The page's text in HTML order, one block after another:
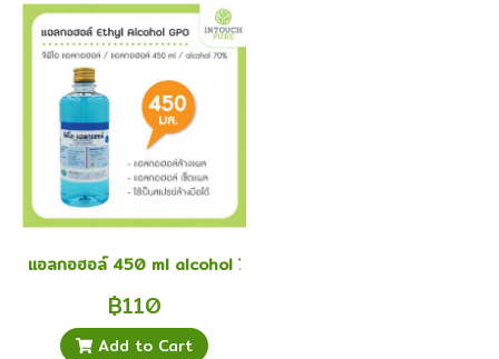
แอลกอฮอล์ 450 ml alcohol 70% gpo จีพีโอ
฿110
Add to Cart